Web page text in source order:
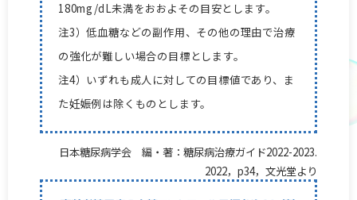
180mg/dL未満をおおよその目安とします。
注3）低血糖などの副作用、その他の理由で治療
の強化が難しい場合の目標とします。
注4）いずれも成人に対しての目標値であり、ま
た妊娠例は除くものとします。
日本糖尿病学会 編・著：糖尿病治療ガイド2022-2023.
2022，p34，文光堂より